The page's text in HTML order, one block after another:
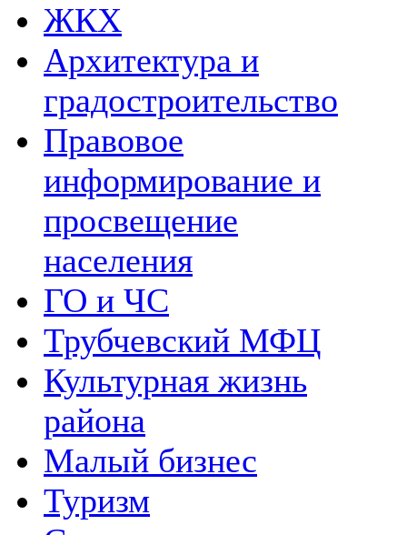
ЖКХ
Архитектура и
градостроительство
Правовое
информирование и
просвещение
населения
ГО и ЧС
Трубчевский МФЦ
Культурная жизнь
района
Малый бизнес
Туризм